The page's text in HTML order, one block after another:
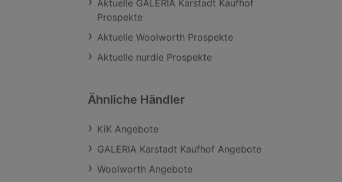
Aktuelle GALERIA Karstadt Kaufhof
Prospekte
Aktuelle Woolworth Prospekte
Aktuelle nurdie Prospekte
Ähnliche Händler
KiK Angebote
GALERIA Karstadt Kaufhof Angebote
Woolworth Angebote